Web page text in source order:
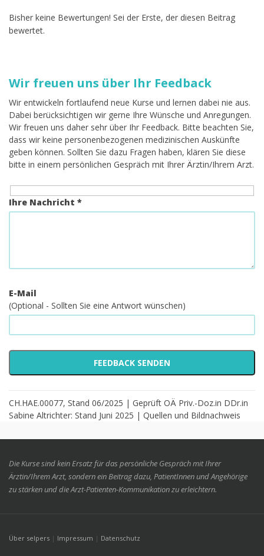
Bisher keine Bewertungen! Sei der Erste, der diesen Beitrag
bewertet.
Wir freuen uns über Ihr Feedback
Wir entwickeln fortlaufend neue Kurse und lernen dabei nie aus.
Dabei berücksichtigen wir gerne Ihre Wünsche und Anregungen.
Wir freuen uns daher sehr über Ihr Feedback. Bitte beachten Sie,
dass wir keine personenbezogenen medizinischen Auskünfte
geben können. Sollten Sie dazu Fragen haben, klären Sie diese
bitte in einem persönlichen Gespräch mit Ihrer Ärztin/Ihrem Arzt.
Ihre Nachricht *
E-Mail
(Optional - Sollten Sie eine Antwort wünschen)
CH.HAE.00077, Stand 06/2025 | Geprüft OÄ Priv.-Doz.in DDr.in
Sabine Altrichter: Stand Juni 2025 | Quellen und Bildnachweis
Die Kurse sind kein Ersatz für das persönliche Gespräch mit Ihrer
Ärztin/Ihrem Arzt, sondern ein Beitrag dazu, PatientInnen und Angehörige
zu stärken und die Arzt-Patienten-Kommunikation zu erleichtern.
Über selpers | Impressum | Datenschutz